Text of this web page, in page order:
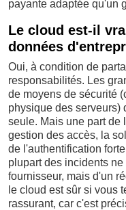
payante adaptée qu'un
Le cloud est-il
données
Oui, à condition de
responsabilités. Les
de moyens de sécurité
physique des serveurs)
seule. Mais une part de
gestion des accès, la
de l'authentification
plupart des incidents
fournisseur, mais d'un
le cloud est sûr si vous
rassurant, car c'est